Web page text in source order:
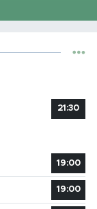
21:30
19:00
19:00